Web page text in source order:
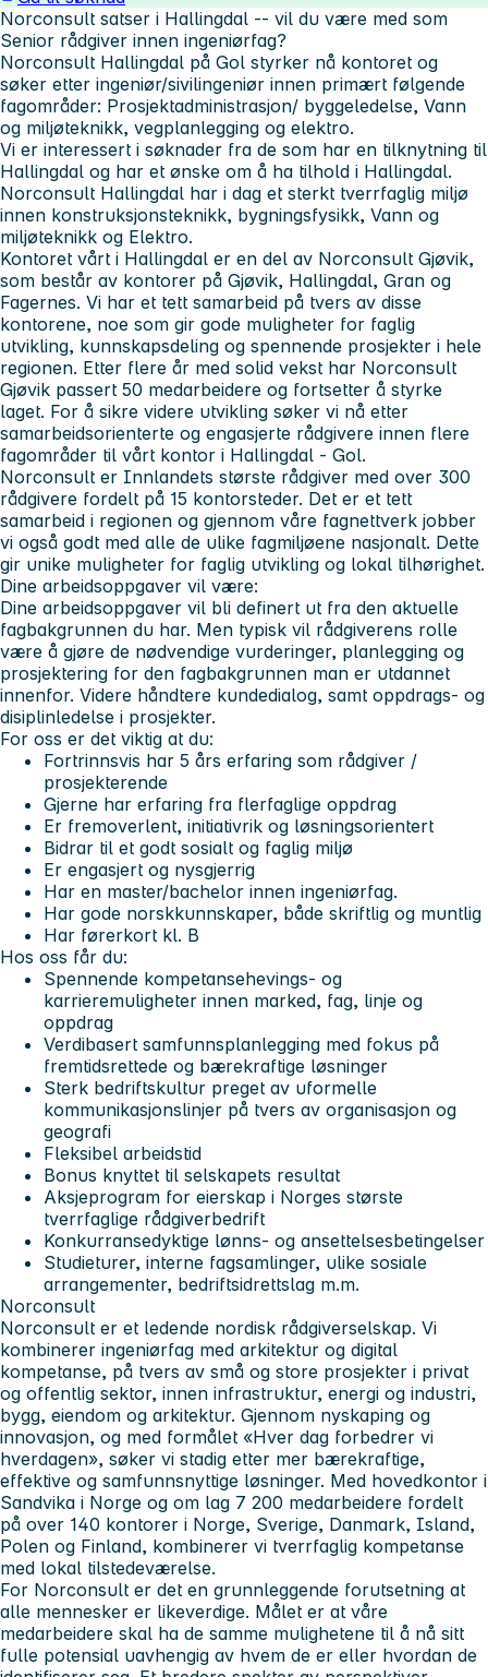
Norconsult satser i Hallingdal -- vil du være med som
Senior rådgiver innen ingeniørfag?
Norconsult Hallingdal på Gol styrker nå kontoret og
søker etter ingeniør/sivilingeniør innen primært følgende
fagområder: Prosjektadministrasjon/ byggeledelse, Vann
og miljøteknikk, vegplanlegging og elektro.
Vi er interessert i søknader fra de som har en tilknytning til
Hallingdal og har et ønske om å ha tilhold i Hallingdal.
Norconsult Hallingdal har i dag et sterkt tverrfaglig miljø
innen konstruksjonsteknikk, bygningsfysikk, Vann og
miljøteknikk og Elektro.
Kontoret vårt i Hallingdal er en del av Norconsult Gjøvik,
som består av kontorer på Gjøvik, Hallingdal, Gran og
Fagernes. Vi har et tett samarbeid på tvers av disse
kontorene, noe som gir gode muligheter for faglig
utvikling, kunnskapsdeling og spennende prosjekter i hele
regionen. Etter flere år med solid vekst har Norconsult
Gjøvik passert 50 medarbeidere og fortsetter å styrke
laget. For å sikre videre utvikling søker vi nå etter
samarbeidsorienterte og engasjerte rådgivere innen flere
fagområder til vårt kontor i Hallingdal - Gol.
Norconsult er Innlandets største rådgiver med over 300
rådgivere fordelt på 15 kontorsteder. Det er et tett
samarbeid i regionen og gjennom våre fagnettverk jobber
vi også godt med alle de ulike fagmiljøene nasjonalt. Dette
gir unike muligheter for faglig utvikling og lokal tilhørighet.
Dine arbeidsoppgaver vil være:
Dine arbeidsoppgaver vil bli definert ut fra den aktuelle
fagbakgrunnen du har. Men typisk vil rådgiverens rolle
være å gjøre de nødvendige vurderinger, planlegging og
prosjektering for den fagbakgrunnen man er utdannet
innenfor. Videre håndtere kundedialog, samt oppdrags- og
disiplinledelse i prosjekter.
For oss er det viktig at du:
Fortrinnsvis har 5 års erfaring som rådgiver /
prosjekterende
Gjerne har erfaring fra flerfaglige oppdrag
Er fremoverlent, initiativrik og løsningsorientert
Bidrar til et godt sosialt og faglig miljø
Er engasjert og nysgjerrig
Har en master/bachelor innen ingeniørfag.
Har gode norskkunnskaper, både skriftlig og muntlig
Har førerkort kl. B
Hos oss får du:
Spennende kompetansehevings- og
karrieremuligheter innen marked, fag, linje og
oppdrag
Verdibasert samfunnsplanlegging med fokus på
fremtidsrettede og bærekraftige løsninger
Sterk bedriftskultur preget av uformelle
kommunikasjonslinjer på tvers av organisasjon og
geografi
Fleksibel arbeidstid
Bonus knyttet til selskapets resultat
Aksjeprogram for eierskap i Norges største
tverrfaglige rådgiverbedrift
Konkurransedyktige lønns- og ansettelsesbetingelser
Studieturer, interne fagsamlinger, ulike sosiale
arrangementer, bedriftsidrettslag m.m.
Norconsult
Norconsult er et ledende nordisk rådgiverselskap. Vi
kombinerer ingeniørfag med arkitektur og digital
kompetanse, på tvers av små og store prosjekter i privat
og offentlig sektor, innen infrastruktur, energi og industri,
bygg, eiendom og arkitektur. Gjennom nyskaping og
innovasjon, og med formålet «Hver dag forbedrer vi
hverdagen», søker vi stadig etter mer bærekraftige,
effektive og samfunnsnyttige løsninger. Med hovedkontor i
Sandvika i Norge og om lag 7 200 medarbeidere fordelt
på over 140 kontorer i Norge, Sverige, Danmark, Island,
Polen og Finland, kombinerer vi tverrfaglig kompetanse
med lokal tilstedeværelse.
For Norconsult er det en grunnleggende forutsetning at
alle mennesker er likeverdige. Målet er at våre
medarbeidere skal ha de samme mulighetene til å nå sitt
fulle potensial uavhengig av hvem de er eller hvordan de